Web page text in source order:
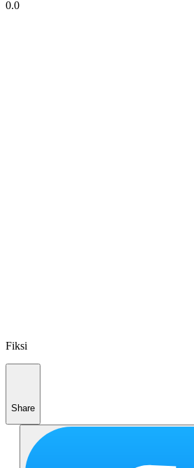
0.0
Fiksi
Share